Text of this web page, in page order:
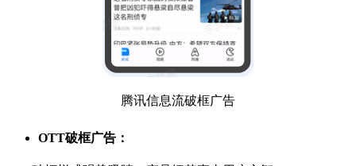
腾讯信息流破框广告
OTT破框广告：